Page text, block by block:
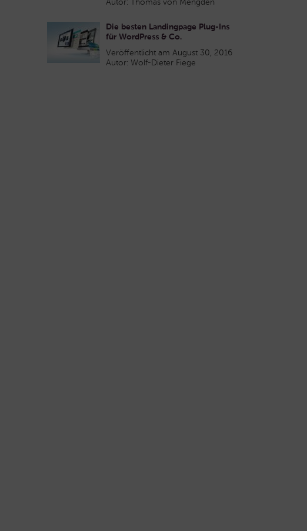
Autor: Thomas von Mengden
Die besten Landingpage Plug-Ins
für WordPress & Co.
Veröffentlicht am August 30, 2016
Autor: Wolf-Dieter Fiege